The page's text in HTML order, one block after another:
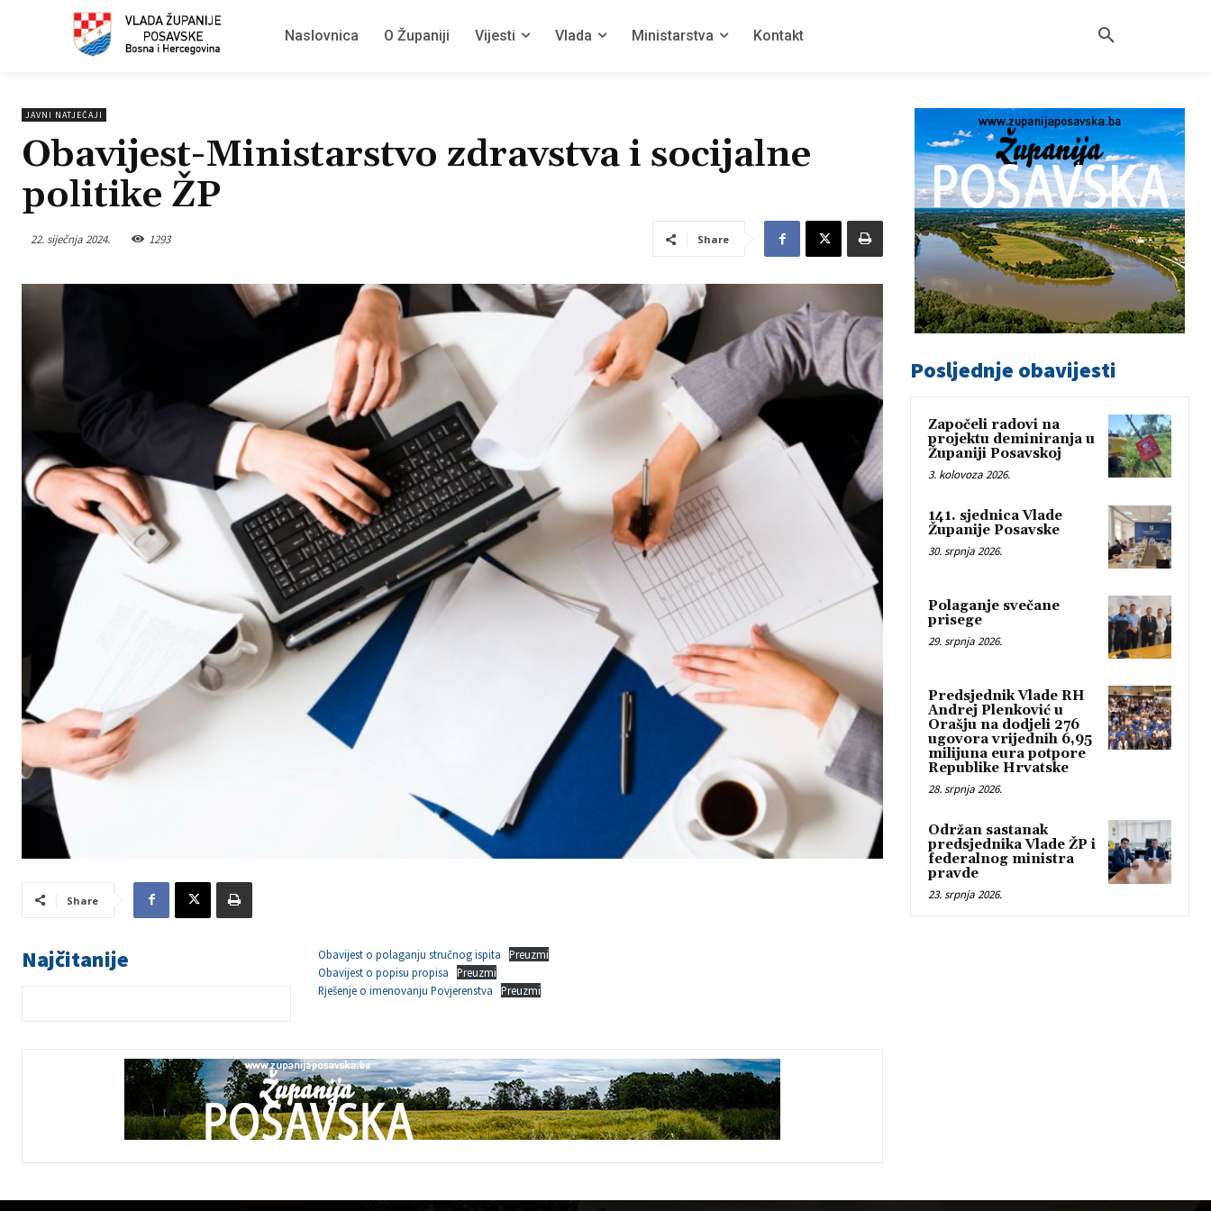
Naslovnica O Županiji Vijesti Vlada Ministarstva Kontakt
JAVNI NATJEČAJI
Obavijest-Ministarstvo zdravstva i socijalne
politike ŽP
22. siječnja 2024. 1293 Share
Share
Najčitanije Obavijest o polaganju stručnog ispita
Preuzmi
Obavijest o popisu propisa
Preuzmi
Rješenje o imenovanju Povjerenstva
Preuzmi
Posljednje obavijesti
Započeli radovi na
projektu deminiranja u
Županiji Posavskoj
3. kolovoza 2026.
141. sjednica Vlade
Županije Posavske
30. srpnja 2026.
Polaganje svečane
prisege
29. srpnja 2026.
Predsjednik Vlade RH
Andrej Plenković u
Orašju na dodjeli 276
ugovora vrijednih 6,95
milijuna eura potpore
Republike Hrvatske
28. srpnja 2026.
Održan sastanak
predsjednika Vlade ŽP i
federalnog ministra
pravde
23. srpnja 2026.